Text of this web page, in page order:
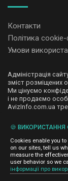
Контакти
Політика cookie-
Умови
Адміністрація
зміст розміщених
Ми цінуємо
і не продаємо
AvizInfo.com.ua
деяких сторінках
Adsense
правила
🍪 ВИКОРИСТАННЯ
Cookies enable you
on our sites, tell us
measure the
user behavior so we
інформації про